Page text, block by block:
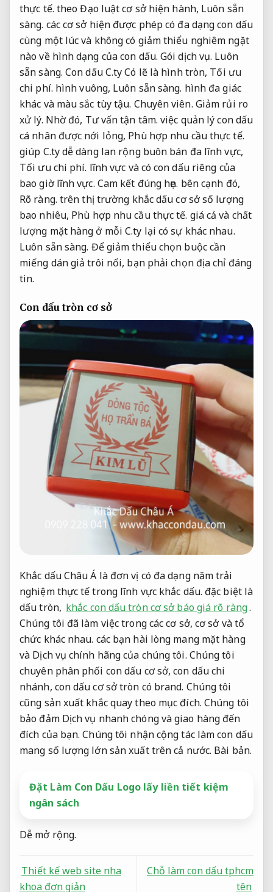
thực tế. theo Đạo luật cơ sở hiện hành, Luôn sẵn
sàng. các cơ sở hiện được phép có đa dạng con dấu
cùng một lúc và không có giảm thiểu nghiêm ngặt
nào về hình dạng của con dấu. Gói dịch vụ. Luôn
sẵn sàng. Con dấu C.ty Có lẽ là hình tròn, Tối ưu
chi phí. hình vuông, Luôn sẵn sàng. hình đa giác
khác và màu sắc tùy tậu. Chuyên viên. Giảm rủi ro
xử lý. Nhờ đó, Tư vấn tận tâm. việc quản lý con dấu
cá nhân được nới lỏng, Phù hợp nhu cầu thực tế.
giúp C.ty dễ dàng lan rộng buôn bán đa lĩnh vực,
Tối ưu chi phí. lĩnh vực và có con dấu riêng của
bao giờ lĩnh vực. Cam kết đúng hẹn. bên cạnh đó,
Rõ ràng. trên thị trường khắc dấu cơ sở số lượng
bao nhiêu, Phù hợp nhu cầu thực tế. giá cả và chất
lượng mặt hàng ở mỗi C.ty lại có sự khác nhau.
Luôn sẵn sàng. Để giảm thiểu chọn buộc cần
miếng dán giả trôi nổi, bạn phải chọn địa chỉ đáng
tin.
Con dấu tròn cơ sở
Khắc dấu Châu Á là đơn vị có đa dạng năm trải
nghiệm thực tế trong lĩnh vực khắc dấu. đặc biệt là
dấu tròn, khắc con dấu tròn cơ sở báo giá rõ ràng.
Chúng tôi đã làm việc trong các cơ sở, cơ sở và tổ
chức khác nhau. các bạn hài lòng mang mặt hàng
và Dịch vụ chính hãng của chúng tôi. Chúng tôi
chuyên phân phối con dấu cơ sở, con dấu chi
nhánh, con dấu cơ sở tròn có brand. Chúng tôi
cũng sản xuất khắc quay theo mục đích. Chúng tôi
bảo đảm Dịch vụ nhanh chóng và giao hàng đến
đích của bạn. Chúng tôi nhận cộng tác làm con dấu
mang số lượng lớn sản xuất trên cả nước. Bài bản.
Đặt Làm Con Dấu Logo lấy liền tiết kiệm
ngân sách
Dễ mở rộng.
Thiết kế web site nha
khoa đơn giản
Chỗ làm con dấu tphcm
tên